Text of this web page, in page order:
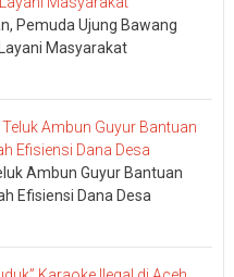
Pemuda Ujung Bawang
Masyarakat
Ambun Guyur Bantuan
Efisiensi Dana Desa